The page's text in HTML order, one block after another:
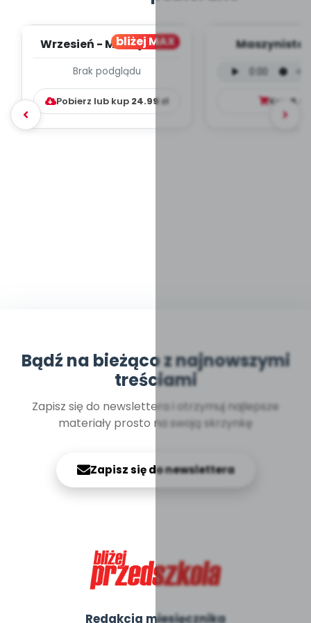
bliżej MAX
Wrzesień - MIESIĘCZNY
WYCHOWAWCZO –
DYDAKTYC...
Brak podglądu
Pobierz lub kup 24.99zł
Maszynista
mp3)
Kup 9.99
Bądź na bieżąco z najnowszymi
treściami
Zapisz się do newslettera i otrzymuj najlepsze
materiały prosto na swoją skrzynkę
Zapisz się do newslettera
Redakcja miesięcznika